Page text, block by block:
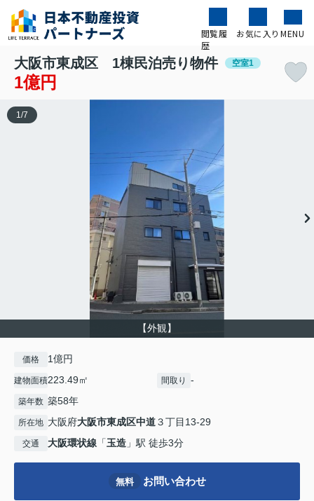
閲覧履
歴
お気に入り MENU
大阪市東成区 1棟民泊売り物件 空室1
1億円
【外観】
1 /7
価格 1億円
建物面積223.49㎡ 間取り -
築年数 築58年
所在地 大阪府大阪市東成区中道３丁目13-29
交通 大阪環状線 「玉造 」駅 徒歩3分
無料 お問い合わせ